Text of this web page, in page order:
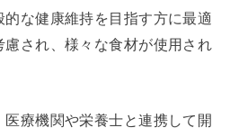
な健康維持を目指す方に最適
され、様々な食材が使用され
医療機関や栄養士と連携して開